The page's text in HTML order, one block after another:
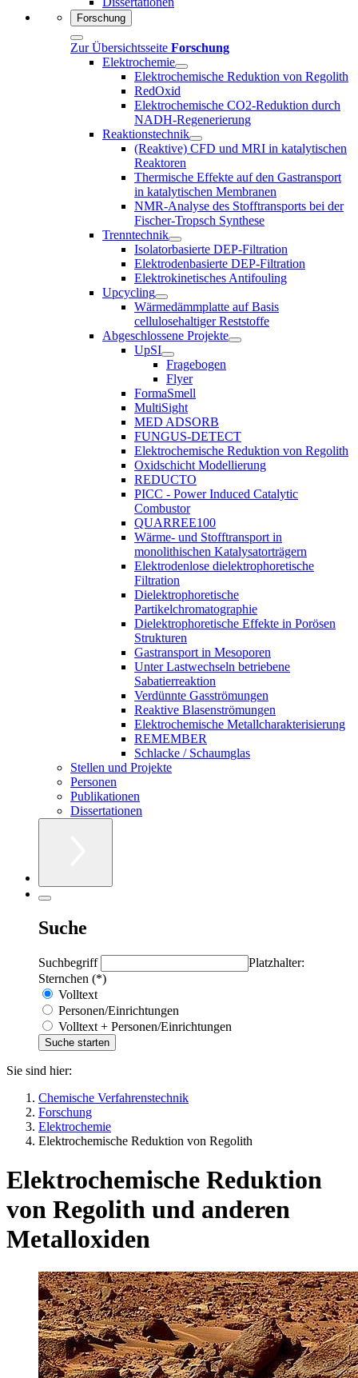
Forschung
Zur Übersichtsseite Forschung
Elektrochemie
Elektrochemische Reduktion von Regolith
RedOxid
Elektrochemische CO2-Reduktion durch
NADH-Regenerierung
Reaktionstechnik
(Reaktive) CFD und MRI in katalytischen
Reaktoren
Thermische Effekte auf den Gastransport
in katalytischen Membranen
NMR-Analyse des Stofftransports bei der
Fischer-Tropsch Synthese
Trenntechnik
Isolatorbasierte DEP-Filtration
Elektrodenbasierte DEP-Filtration
Elektrokinetisches Antifouling
Upcycling
Wärmedämmplatte auf Basis
cellulosehaltiger Reststoffe
Abgeschlossene Projekte
UpSI
Fragebogen
Flyer
FormaSmell
MultiSight
MED ADSORB
FUNGUS-DETECT
Elektrochemische Reduktion von Regolith
Oxidschicht Modellierung
REDUCTO
PICC - Power Induced Catalytic
Combustor
QUARREE100
Wärme- und Stofftransport in
monolithischen Katalysatorträgern
Elektrodenlose dielektrophoretische
Filtration
Dielektrophoretische
Partikelchromatographie
Dielektrophoretische Effekte in Porösen
Strukturen
Gastransport in Mesoporen
Unter Lastwechseln betriebene
Sabatierreaktion
Verdünnte Gasströmungen
Reaktive Blasenströmungen
Elektrochemische Metallcharakterisierung
REMEMBER
Schlacke / Schaumglas
Stellen und Projekte
Personen
Publikationen
Dissertationen
Suche
Suchbegriff
Platzhalter:
Sternchen (*)
Volltext
Personen/Einrichtungen
Volltext + Personen/Einrichtungen
Sie sind hier:
Chemische Verfahrenstechnik
Forschung
Elektrochemie
Elektrochemische Reduktion von Regolith
Elektrochemische Reduktion
von Regolith und anderen
Metalloxiden